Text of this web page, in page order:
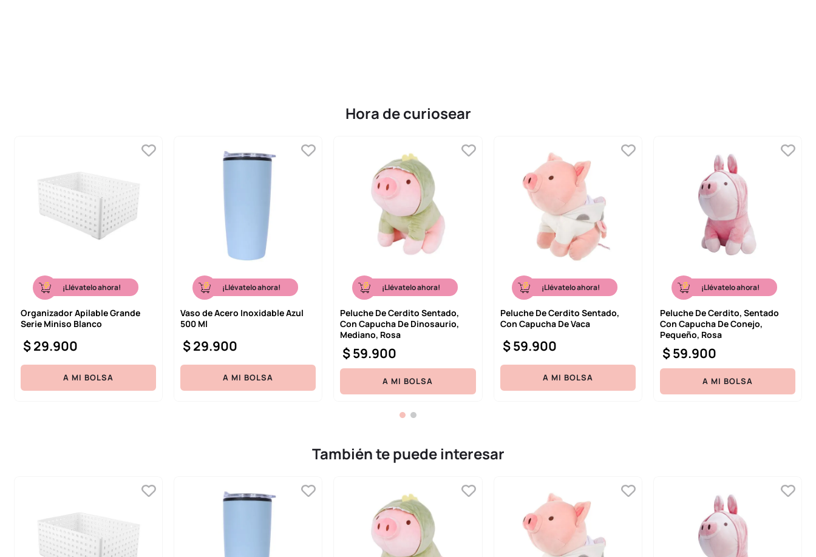
Hora de curiosear
¡Llévatelo ahora!
Organizador Apilable Grande
Serie Miniso Blanco
$29.900
A MI BOLSA
¡Llévatelo ahora!
Vaso de Acero Inoxidable Azul
500 Ml
$29.900
A MI BOLSA
¡Llévatelo ahora!
Peluche De Cerdito Sentado,
Con Capucha De Dinosaurio,
Mediano, Rosa
$59.900
A MI BOLSA
¡Llévatelo ahora!
Peluche De Cerdito Sentado,
Con Capucha De Vaca
$59.900
A MI BOLSA
¡Llévatelo ahora!
Peluche De Cerdito, Sentado
Con Capucha De Conejo,
Pequeño, Rosa
$59.900
A MI BOLSA
También te puede interesar